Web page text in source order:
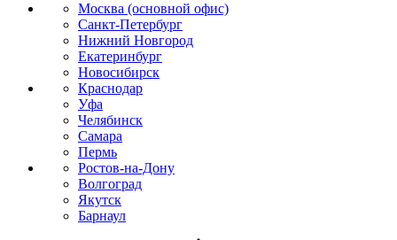
Москва (основной офис)
Санкт-Петербург
Нижний Новгород
Екатеринбург
Новосибирск
Краснодар
Уфа
Челябинск
Самара
Пермь
Ростов-на-Дону
Волгоград
Якутск
Барнаул